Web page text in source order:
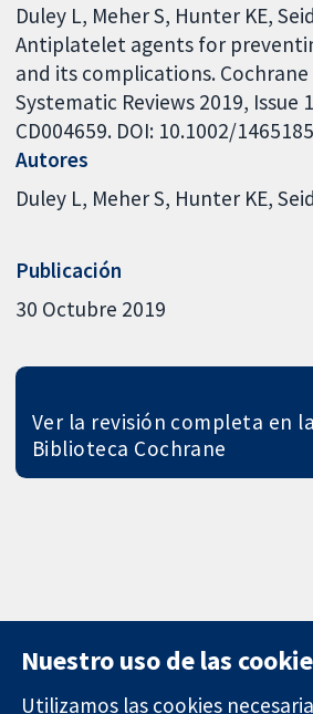
Duley L, Meher S, Hunter KE,
Antiplatelet agents for
and its complications.
Systematic Reviews 2019, Issue
CD004659. DOI: 10.1002/
Autores
Duley L Meher S Hunter KE
Publicación
30 Octubre 2019
Ver la revisión completa en la
Biblioteca Cochrane
Nuestro uso de las
Utilizamos las cookies